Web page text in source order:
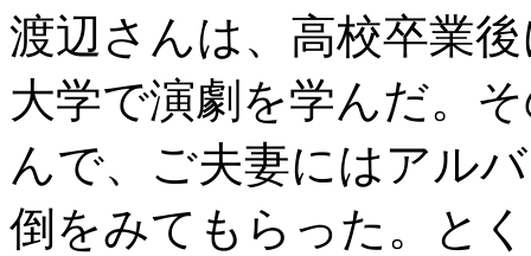
渡辺さんは、高校卒業
大学で演劇を学んだ。
んで、ご夫妻にはアル
倒をみてもらった。と